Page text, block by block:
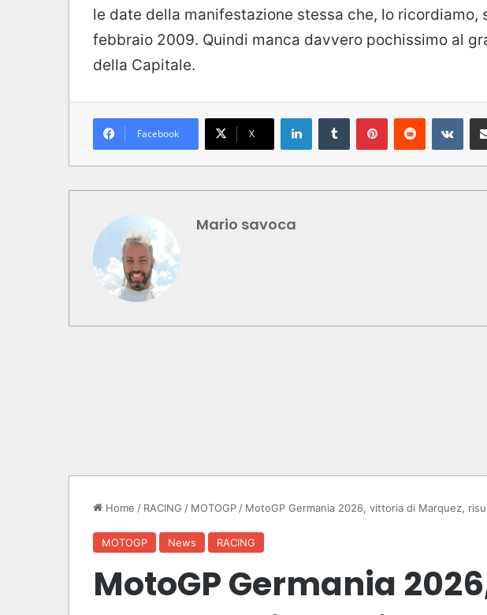
le date della manifestazione stessa che, lo ricordiamo,
febbraio 2009. Quindi manca davvero pochissimo al
della Capitale.
Facebook X
Mario savoca